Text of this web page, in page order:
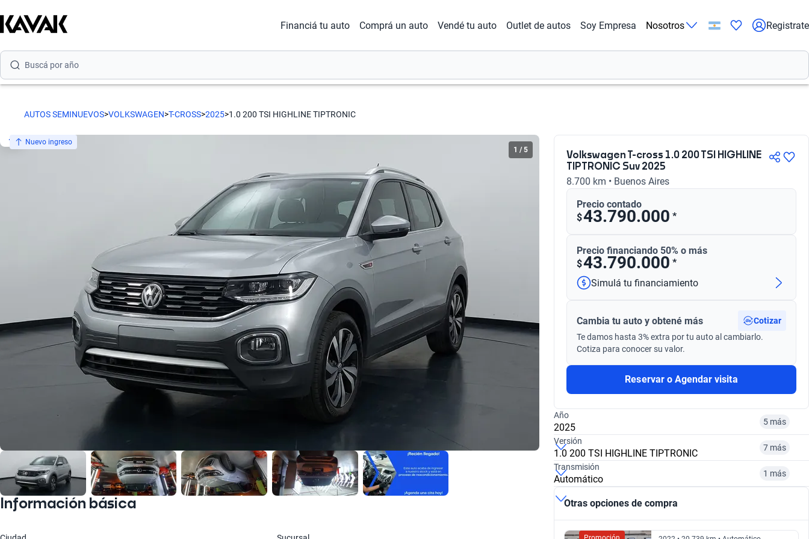
Financiá tu auto Comprá un auto Vendé tu auto Outlet de autos Soy Empresa Nosotros Registrate
Buscá por año
AUTOS SEMINUEVOS>VOLKSWAGEN>T-CROSS>2025>1.0 200 TSI HIGHLINE TIPTRONIC
Volkswagen T-cross 1.0 200 TSI HIGHLINE
TIPTRONIC Suv 2025
8.700 km • Buenos Aires
Precio contado
$43.790.000 *
Precio financiando 50% o más
$43.790.000 *
Simulá tu financiamiento
Cambia tu auto y obtené más
Cotizar
Te damos hasta 3% extra por tu auto al cambiarlo.
Cotiza para conocer su valor.
Reservar o Agendar visita
Año
2025 5 más
2020
$ 31.362.000
2022 2024
Versión
1.0 200 TSI HIGHLINE TIPTRONIC 7 más
1.6 TRENDLINE MY21
$ 27.970.000 $ 28.152.000
Transmisión
Automático 1 más
Manual Automático
Otras opciones de compra
1 /5
Nuevo ingreso
Información básica